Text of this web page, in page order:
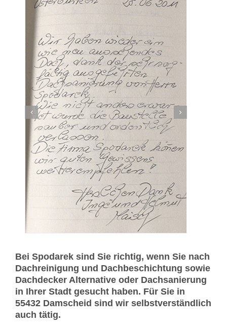
Bei Spodarek sind Sie richtig, wenn Sie nach
Dachreinigung und Dachbeschichtung sowie
Dachdecker Alternative oder Dachsanierung
in Ihrer Stadt gesucht haben. Für Sie in
55432 Damscheid sind wir selbstverständlich
auch tätig.